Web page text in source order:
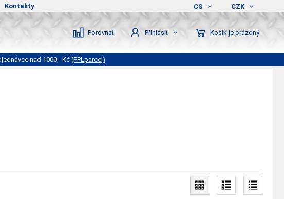
Kontakty CS CZK
Porovnat Přihlásit Košík je prázdný
nad 1000,- Kč (PPLparcel)